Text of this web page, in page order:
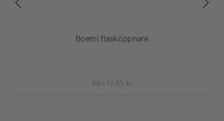
Boemi flasköppnare
från 12,85 kr